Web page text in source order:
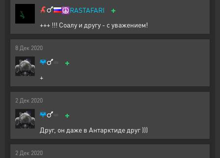
☮️RASTAFARI +
+++ !!! Соалу и другу - с уважением!
8 Дек 2020
+
+
2 Дек 2020
+
Друг, он даже в Антарктиде друг )))
2 Дек 2020